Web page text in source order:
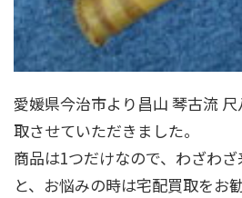
愛媛県今治市より昌山 琴古流
取させていただきました。
商品は1つだけなので、わざわ
と、お悩みの時は宅配買取をお